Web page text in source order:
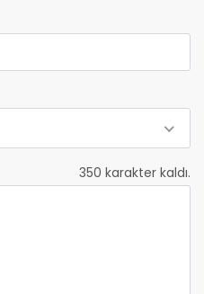
350 karakter kaldı.